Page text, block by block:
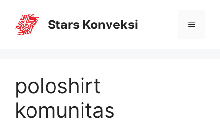
Stars Konveksi
poloshirt
komunitas